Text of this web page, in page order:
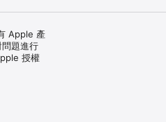
Apple 產
題進行
授權